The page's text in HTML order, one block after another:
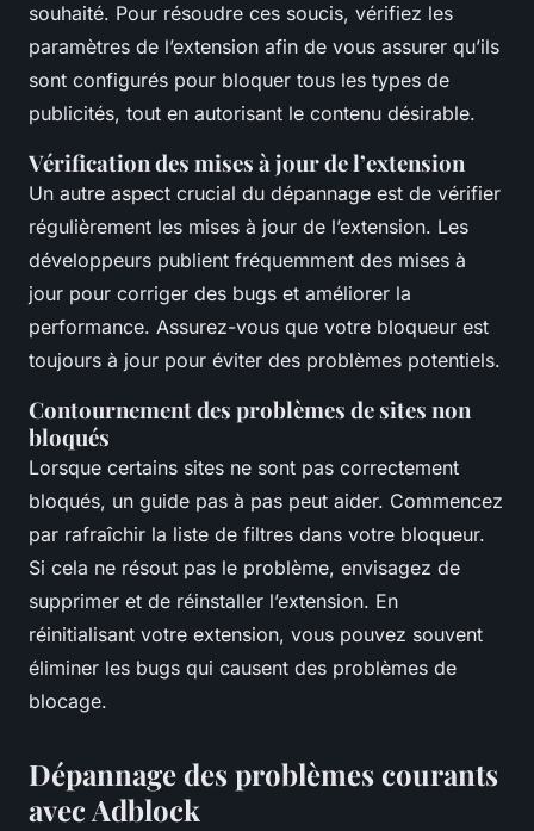
souhaité. Pour résoudre ces soucis, vérifiez les
paramètres de l’extension afin de vous assurer qu’ils
sont configurés pour bloquer tous les types de
publicités, tout en autorisant le contenu désirable.
Vérification des mises à jour de l’extension
Un autre aspect crucial du dépannage est de vérifier
régulièrement les mises à jour de l’extension. Les
développeurs publient fréquemment des mises à
jour pour corriger des bugs et améliorer la
performance. Assurez-vous que votre bloqueur est
toujours à jour pour éviter des problèmes potentiels.
Contournement des problèmes de sites non
bloqués
Lorsque certains sites ne sont pas correctement
bloqués, un guide pas à pas peut aider. Commencez
par rafraîchir la liste de filtres dans votre bloqueur.
Si cela ne résout pas le problème, envisagez de
supprimer et de réinstaller l’extension. En
réinitialisant votre extension, vous pouvez souvent
éliminer les bugs qui causent des problèmes de
blocage.
Dépannage des problèmes courants
avec Adblock